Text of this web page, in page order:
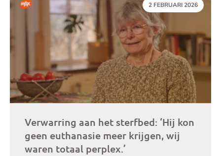
DATUM:
2 FEBRUARI 2026
Verwarring aan het sterfbed: ‘Hij kon
geen euthanasie meer krijgen, wij
waren totaal perplex.’